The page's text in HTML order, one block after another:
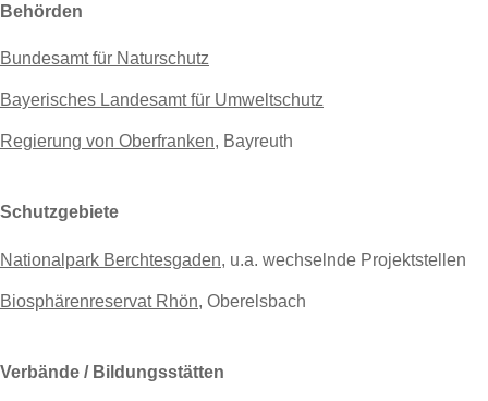
Behörden
Bundesamt für Naturschutz
Bayerisches Landesamt für Umweltschutz
Regierung von Oberfranken, Bayreuth
Schutzgebiete
Nationalpark Berchtesgaden, u.a. wechselnde Projektstellen
Biosphärenreservat Rhön, Oberelsbach
Verbände / Bildungsstätten